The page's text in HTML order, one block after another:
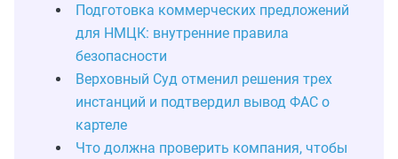
Подготовка коммерческих предложений
для НМЦК: внутренние правила
безопасности
Верховный Суд отменил решения трех
инстанций и подтвердил вывод ФАС о
картеле
Что должна проверить компания, чтобы